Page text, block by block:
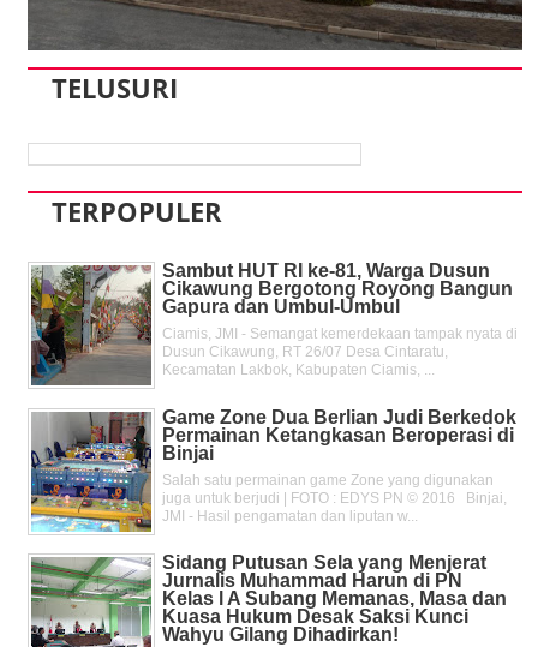
TELUSURI
TERPOPULER
Sambut HUT RI ke-81, Warga Dusun
Cikawung Bergotong Royong Bangun
Gapura dan Umbul-Umbul
Ciamis, JMI - Semangat kemerdekaan tampak nyata di
Dusun Cikawung, RT 26/07 Desa Cintaratu,
Kecamatan Lakbok, Kabupaten Ciamis, ...
Game Zone Dua Berlian Judi Berkedok
Permainan Ketangkasan Beroperasi di
Binjai
Salah satu permainan game Zone yang digunakan
juga untuk berjudi | FOTO : EDYS PN © 2016 Binjai,
JMI - Hasil pengamatan dan liputan w...
Sidang Putusan Sela yang Menjerat
Jurnalis Muhammad Harun di PN
Kelas l A Subang Memanas, Masa dan
Kuasa Hukum Desak Saksi Kunci
Wahyu Gilang Dihadirkan!